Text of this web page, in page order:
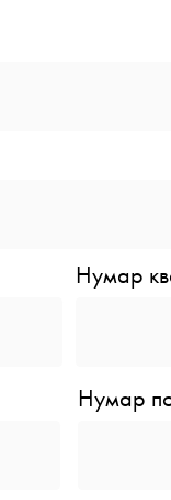
Нумар
Нумар